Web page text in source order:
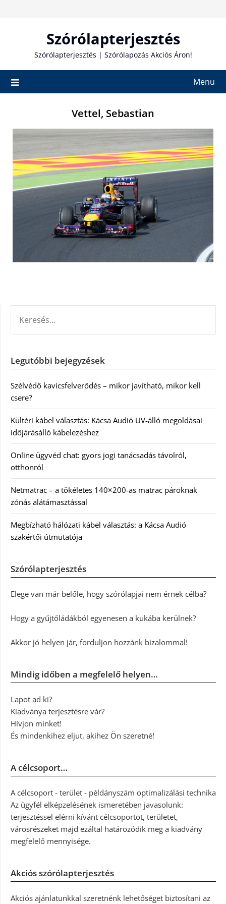
Szórólapterjesztés
Szórólapterjesztés | Szórólapozás Akciós Áron!
Menu
Vettel, Sebastian
Legutóbbi bejegyzések
Szélvédő kavicsfelverődés – mikor javítható, mikor kell
csere?
Kültéri kábel választás: Kácsa Audió UV-álló megoldásai
időjárásálló kábelezéshez
Online ügyvéd chat: gyors jogi tanácsadás távolról,
otthonról
Netmatrac – a tökéletes 140×200-as matrac pároknak
zónás alátámasztással
Megbízható hálózati kábel választás: a Kácsa Audió
szakértői útmutatója
Szórólapterjesztés
Elege van már belőle, hogy szórólapjai nem érnek célba?
Hogy a gyűjtőládákból egyenesen a kukába kerülnek?
Akkor jó helyen jár, forduljon hozzánk bizalommal!
Mindig időben a megfelelő helyen…
Lapot ad ki?
Kiadványa terjesztésre vár?
Hívjon minket!
És mindenkihez eljut, akihez Ön szeretné!
A célcsoport…
A célcsoport - terület - példányszám optimalizálási technika
Az ügyfél elképzelésének ismeretében javasolunk:
terjesztéssel elérni kívánt célcsoportot, területet,
városrészeket majd ezáltal határozódik meg a kiadvány
megfelelő mennyisége.
Akciós szórólapterjesztés
Akciós ajánlatunkkal szeretnénk lehetőséget biztosítani az